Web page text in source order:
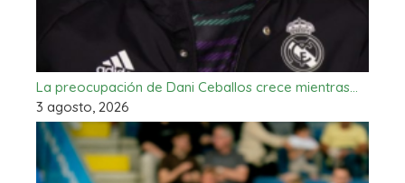
La preocupación de Dani Ceballos crece mientras…
3 agosto, 2026